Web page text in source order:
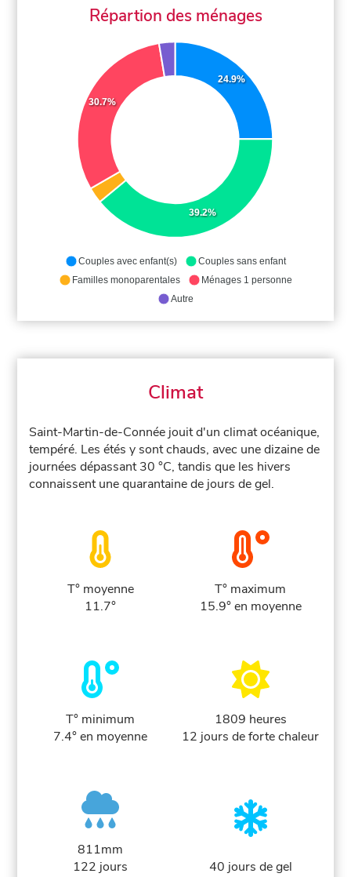
Répartion des ménages
24.9%
39.2%
30.7%
Couples avec enfant(s)
Couples sans enfant
Familles monoparentales
Ménages 1 personne
Autre
Climat
Saint-Martin-de-Connée jouit d'un climat océanique,
tempéré. Les étés y sont chauds, avec une dizaine de
journées dépassant 30 °C, tandis que les hivers
connaissent une quarantaine de jours de gel.
T° moyenne
11.7°
T° maximum
15.9° en moyenne
T° minimum
7.4° en moyenne
1809 heures
12 jours de forte chaleur
811mm
122 jours
40 jours de gel